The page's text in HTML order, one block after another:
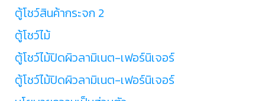
ตู้โชว์สินค้ากระจก 2
ตู้โชว์ไม้
ตู้โชว์ไม้ปิดผิวลามิเนต-เฟอร์นิเจอร์
ตู้โชว์ไม้ปิดผิวลามิเนต-เฟอร์นิเจอร์